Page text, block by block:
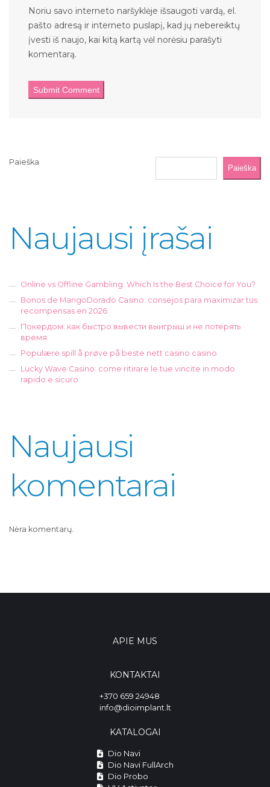
Noriu savo interneto naršyklėje išsaugoti vardą, el.
pašto adresą ir interneto puslapį, kad jų nebereiktų
įvesti iš naujo, kai kitą kartą vėl norėsiu parašyti
komentarą.
Paieška
Paieška
Naujausi įrašai
Online vs Offline Gambling: Which Is the Best Choice for You?
Bonos de MangoDorado Casino: consejos para maximizar tus
recompensas en 2026
Покердом: как быстро вывести выигрыш и не потерять
время
Populære spill å prøve på beste nett casino casino
Lucky Wave Casino: come ritirare le tue vincite in modo
rapido e sicuro
Naujausi
komentarai
Nėra komentarų.
APIE MUS
KONTAKTAI
+370 659 24948
info@dioimplant.lt
KATALOGAI
Dio Navi
Dio Navi FullArch
Dio Probo